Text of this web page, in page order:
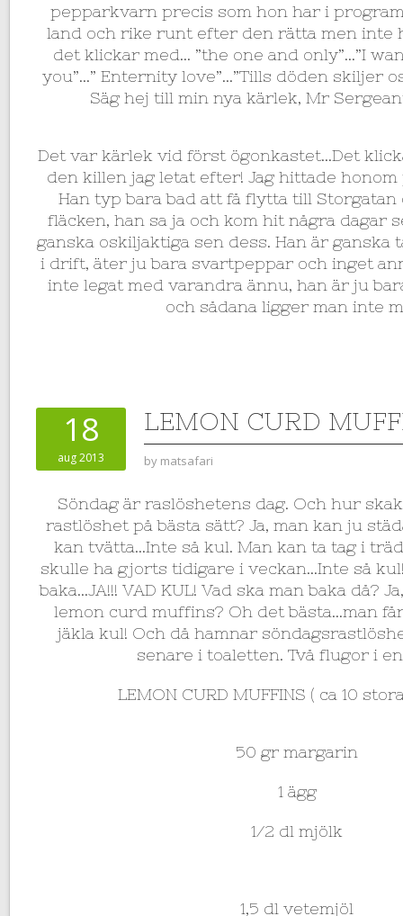
pepparkvarn precis som hon har i
land och rike runt efter den rätta men inte
det klickar med… ”the one and only”…”I
you”…” Enternity love”…”Tills döden skiljer
Säg hej till min nya kärlek, Mr
Det var kärlek vid först ögonkastet…Det
den killen jag letat efter! Jag hittade
Han typ bara bad att få flytta till Storgatan
fläcken, han sa ja och kom hit några dagar
ganska oskiljaktiga sen dess. Han är ganska
i drift, äter ju bara svartpeppar och inget
inte legat med varandra ännu, han är ju
och sådana ligger man inte
18
aug 2013
LEMON CURD
by matsafari
Söndag är raslöshetens dag. Och hur
rastlöshet på bästa sätt? Ja, man kan ju
kan tvätta…Inte så kul. Man kan ta tag i
skulle ha gjorts tidigare i veckan…Inte så
baka…JA!!! VAD KUL! Vad ska man baka då?
lemon curd muffins? Oh det bästa…man får
jäkla kul! Och då hamnar
senare i toaletten. Två flugor i
LEMON CURD MUFFINS ( ca 10
50 gr margarin
1 ägg
1/2 dl mjölk
1,5 dl vetemjöl